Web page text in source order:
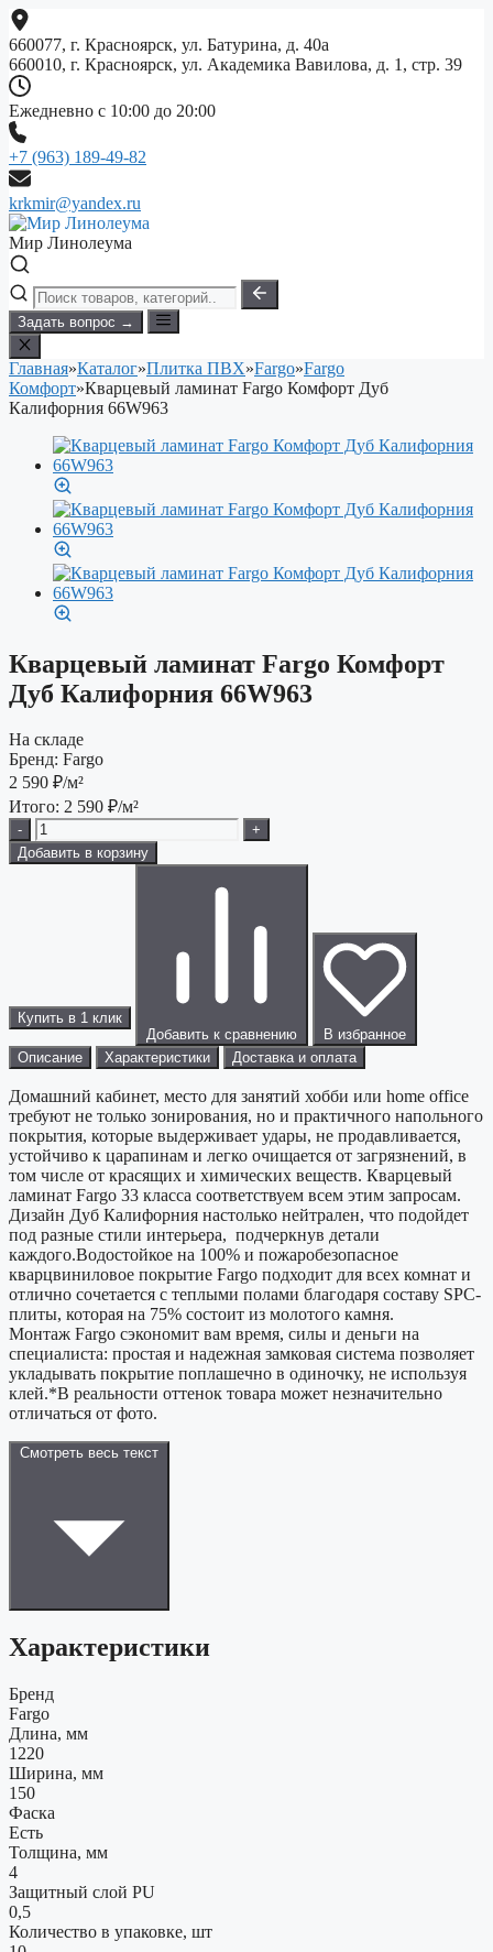
Перейти
к
содержимому
660077, г. Красноярск, ул. Батурина, д. 40а
660010, г. Красноярск, ул. Академика Вавилова, д. 1, стр. 39
Ежедневно с 10:00 до 20:00
+7 (963) 189-49-82
krkmir@yandex.ru
Мир Линолеума
Задать вопрос →
Главная»Каталог»Плитка ПВХ»Fargo»Fargo
Комфорт»Кварцевый ламинат Fargo Комфорт Дуб
Калифорния 66W963
Кварцевый ламинат Fargo Комфорт
Дуб Калифорния 66W963
На складе
Бренд: Fargo
2 590 ₽/м²
Итого: 2 590 ₽/м²
-
+
Добавить в корзину
Купить в 1 клик
Добавить к сравнению
В избранное
Описание
Характеристики Доставка и оплата
Домашний кабинет, место для занятий хобби или home office
требуют не только зонирования, но и практичного напольного
покрытия, которые выдерживает удары, не продавливается,
устойчиво к царапинам и легко очищается от загрязнений, в
том числе от красящих и химических веществ. Кварцевый
ламинат Fargo 33 класса соответствуем всем этим запросам.
Дизайн Дуб Калифорния настолько нейтрален, что подойдет
под разные стили интерьера, подчеркнув детали
каждого.Водостойкое на 100% и пожаробезопасное
кварцвиниловое покрытие Fargo подходит для всех комнат и
отлично сочетается с теплыми полами благодаря составу SPC-
плиты, которая на 75% состоит из молотого камня.
Монтаж Fargo сэкономит вам время, силы и деньги на
специалиста: простая и надежная замковая система позволяет
укладывать покрытие поплашечно в одиночку, не используя
клей.*В реальности оттенок товара может незначительно
отличаться от фото.
Смотреть весь текст
Характеристики
Бренд
Fargo
Длина, мм
1220
Ширина, мм
150
Фаска
Есть
Толщина, мм
4
Защитный слой PU
0,5
Количество в упаковке, шт